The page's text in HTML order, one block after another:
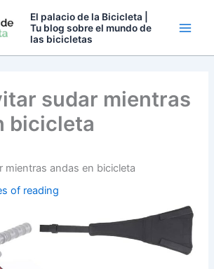
El palacio de la Bicicleta |
Tu blog sobre el mundo de
las bicicletas
sudar mientras
bicicleta
mientras andas en bicicleta
of reading